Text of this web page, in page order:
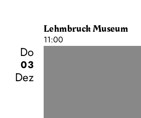
Lehmbruck Museum
11:00
Do
03
Dez